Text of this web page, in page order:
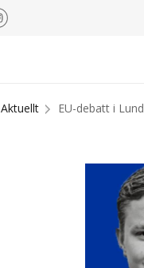
Aktuellt EU-debatt i Lund